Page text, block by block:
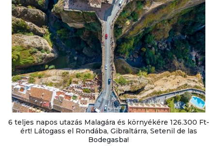
6 teljes napos utazás Malagára és környékére 126.300 Ft-
ért! Látogass el Rondába, Gibraltárra, Setenil de las
Bodegasba!